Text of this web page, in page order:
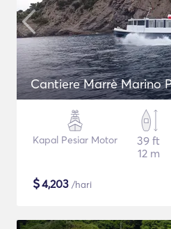
Cantiere Marrè Marino
Kapal Pesiar Motor
39 ft
12 m
$4,203 /hari